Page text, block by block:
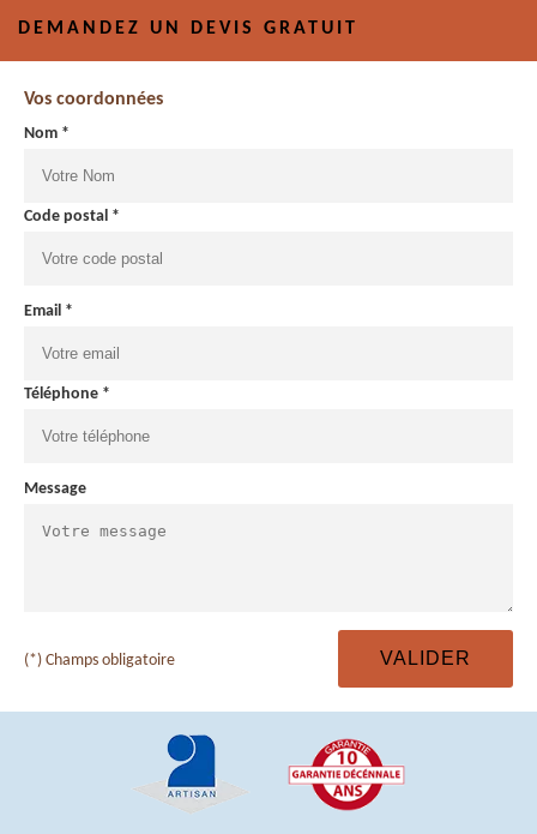
DEMANDEZ UN DEVIS GRATUIT
Vos coordonnées
Nom *
Code postal *
Email *
Téléphone *
Message
(*) Champs obligatoire